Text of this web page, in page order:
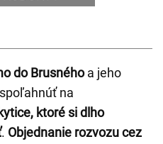
do Brusnéhoa jeho
na
ktoré si dlho
. Objednanie rozvozu cez